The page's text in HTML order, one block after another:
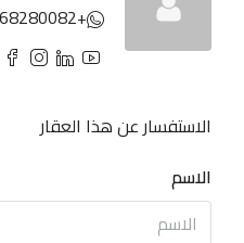
+212668280082
الاستفسار عن هذا العقار
الاسم